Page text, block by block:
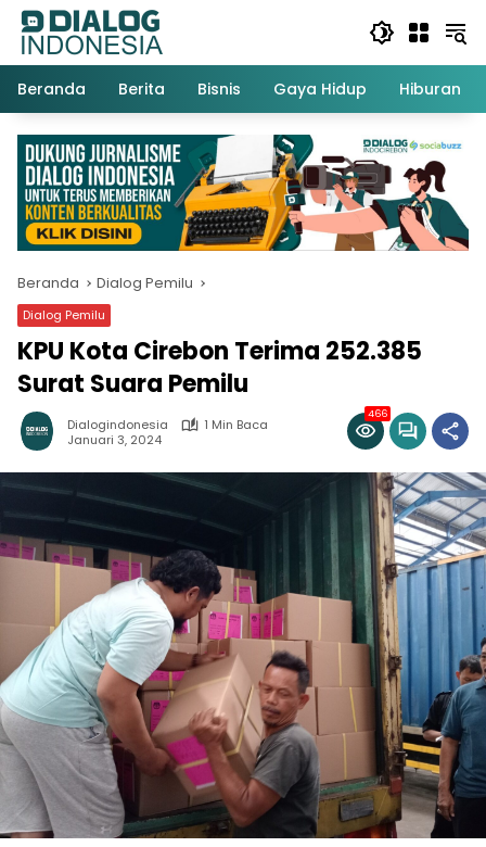
Langsung
konten
Beranda
Berita Bisnis Gaya Hidup Hiburan
Beranda Dialog Pemilu
Dialog Pemilu
KPU Kota Cirebon Terima 252.385
Surat Suara Pemilu
Dialogindonesia
1 Min Baca
Januari 3, 2024
466